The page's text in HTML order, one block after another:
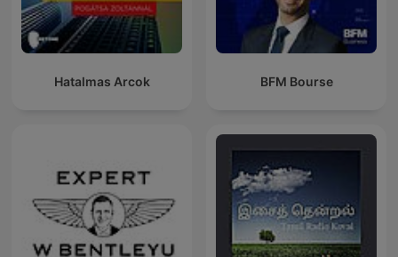
Hatalmas Arcok BFM Bourse